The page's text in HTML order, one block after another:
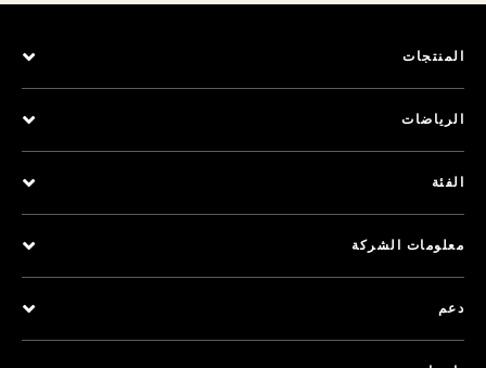
المنتجات
الرياضات
الفئة
معلومات الشركة
دعم